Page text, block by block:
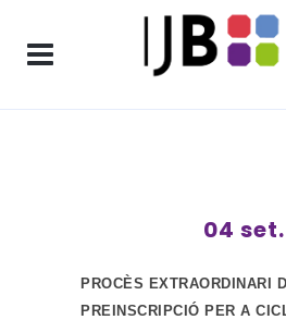
04 set.
PROCÈS EXTRAORDINARI
PREINSCRIPCIÓ PER A